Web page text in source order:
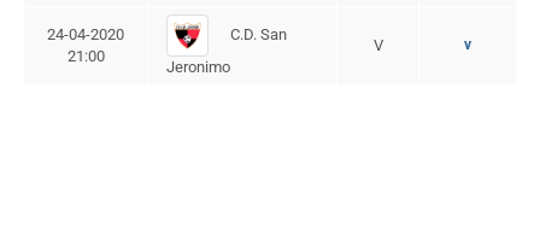
24-04-2020
21:00
C.D. San
Jeronimo
V v